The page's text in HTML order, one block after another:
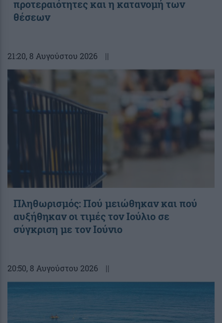
προτεραιότητες και η κατανομή των
θέσεων
21:20, 8 Αυγούστου 2026 ||
Πληθωρισμός: Πού μειώθηκαν και πού
αυξήθηκαν οι τιμές τον Ιούλιο σε
σύγκριση με τον Ιούνιο
20:50, 8 Αυγούστου 2026 ||